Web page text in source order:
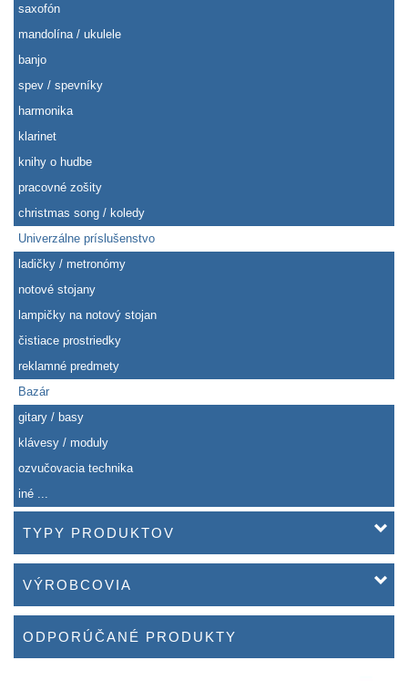
saxofón
mandolína / ukulele
banjo
spev / spevníky
harmonika
klarinet
knihy o hudbe
pracovné zošity
christmas song / koledy
Univerzálne príslušenstvo
ladičky / metronómy
notové stojany
lampičky na notový stojan
čistiace prostriedky
reklamné predmety
Bazár
gitary / basy
klávesy / moduly
ozvučovacia technika
iné ...
TYPY PRODUKTOV
VÝROBCOVIA
ODPORÚČANÉ PRODUKTY